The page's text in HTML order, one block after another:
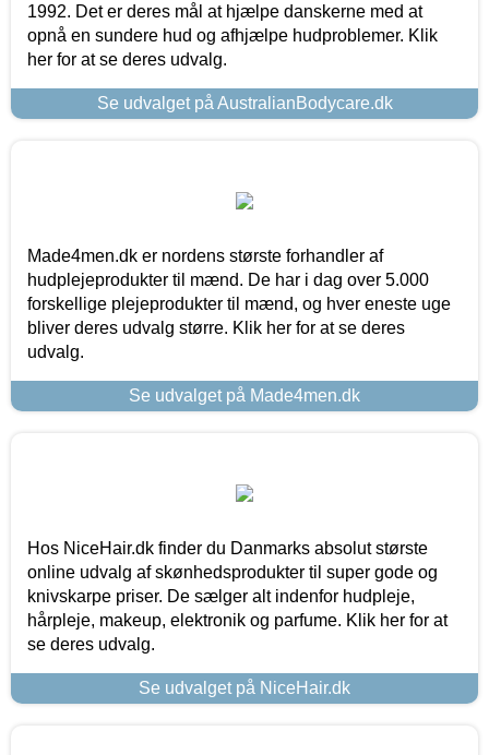
1992. Det er deres mål at hjælpe danskerne med at
opnå en sundere hud og afhjælpe hudproblemer. Klik
her for at se deres udvalg.
Se udvalget på AustralianBodycare.dk
Made4men.dk er nordens største forhandler af
hudplejeprodukter til mænd. De har i dag over 5.000
forskellige plejeprodukter til mænd, og hver eneste uge
bliver deres udvalg større. Klik her for at se deres
udvalg.
Se udvalget på Made4men.dk
Hos NiceHair.dk finder du Danmarks absolut største
online udvalg af skønhedsprodukter til super gode og
knivskarpe priser. De sælger alt indenfor hudpleje,
hårpleje, makeup, elektronik og parfume. Klik her for at
se deres udvalg.
Se udvalget på NiceHair.dk